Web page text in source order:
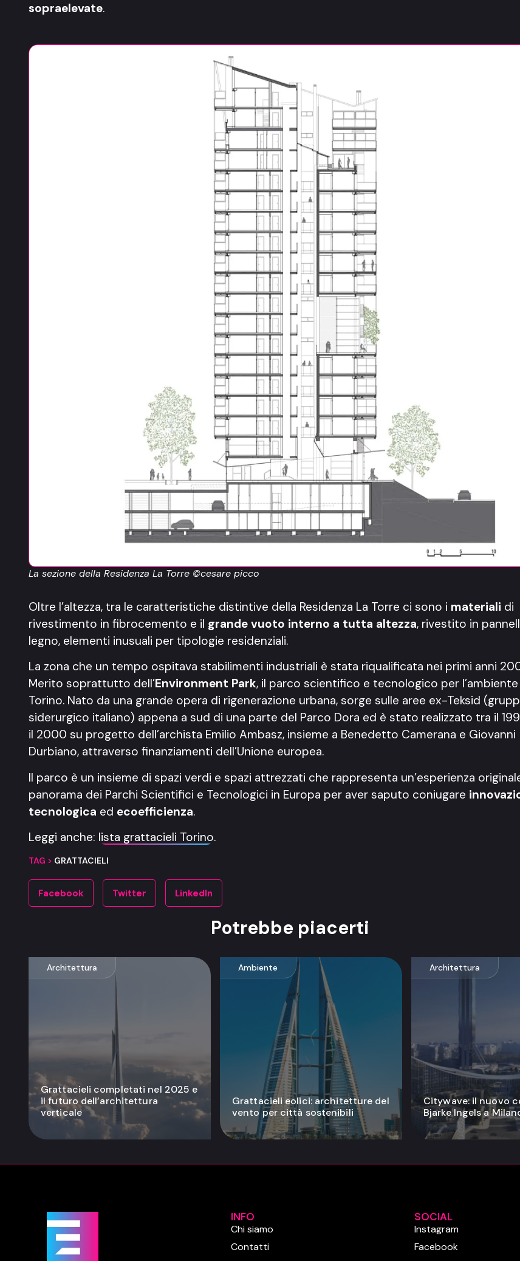
sopraelevate.
La sezione della Residenza La Torre ©cesare picco
Oltre l’altezza, tra le caratteristiche distintive della Residenza La Torre ci sono i materiali di
rivestimento in fibrocemento e il grande vuoto interno a tutta altezza, rivestito in
legno, elementi inusuali per tipologie residenziali.
La zona che un tempo ospitava stabilimenti industriali è stata riqualificata nei primi anni
Merito soprattutto dell’Environment Park, il parco scientifico e tecnologico per
Torino. Nato da una grande opera di rigenerazione urbana, sorge sulle aree ex-Teksid
siderurgico italiano) appena a sud di una parte del Parco Dora ed è stato realizzato tra il
il 2000 su progetto dell’archista Emilio Ambasz, insieme a Benedetto Camerana e Giovanni
Durbiano, attraverso finanziamenti dell’Unione europea.
Il parco è un insieme di spazi verdi e spazi attrezzati che rappresenta un’esperienza
panorama dei Parchi Scientifici e Tecnologici in Europa per aver saputo coniugare
tecnologica ed ecoefficienza.
Leggi anche: lista grattacieli Torino.
TAG > GRATTACIELI
Facebook Twitter LinkedIn
Potrebbe piacerti
Architettura
Grattacieli completati nel 2025 e
il futuro dell’architettura
verticale
Ambiente
Grattacieli eolici: architetture del
vento per città sostenibili
Architettura
Citywave: il nuovo
Bjarke Ingels a
INFO
Chi siamo
Contatti
SOCIAL
Instagram
Facebook